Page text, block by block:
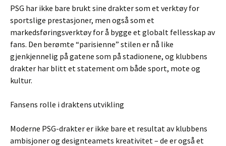
PSG har ikke bare brukt sine drakter som et verktøy for
sportslige prestasjoner, men også som et
markedsføringsverktøy for å bygge et globalt fellesskap av
fans. Den berømte “parisienne” stilen er nå like
gjenkjennelig på gatene som på stadionene, og klubbens
drakter har blitt et statement om både sport, mote og
kultur.
Fansens rolle i draktens utvikling
Moderne PSG-drakter er ikke bare et resultat av klubbens
ambisjoner og designteamets kreativitet – de er også et